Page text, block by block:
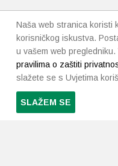
Naša web stranica koristi
korisničkog iskustva.
u vašem web
pravilima o zaštiti
slažete se s Uvjetima
SLAŽEM SE